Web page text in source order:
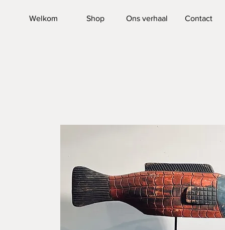
Welkom Shop Ons verhaal Contact